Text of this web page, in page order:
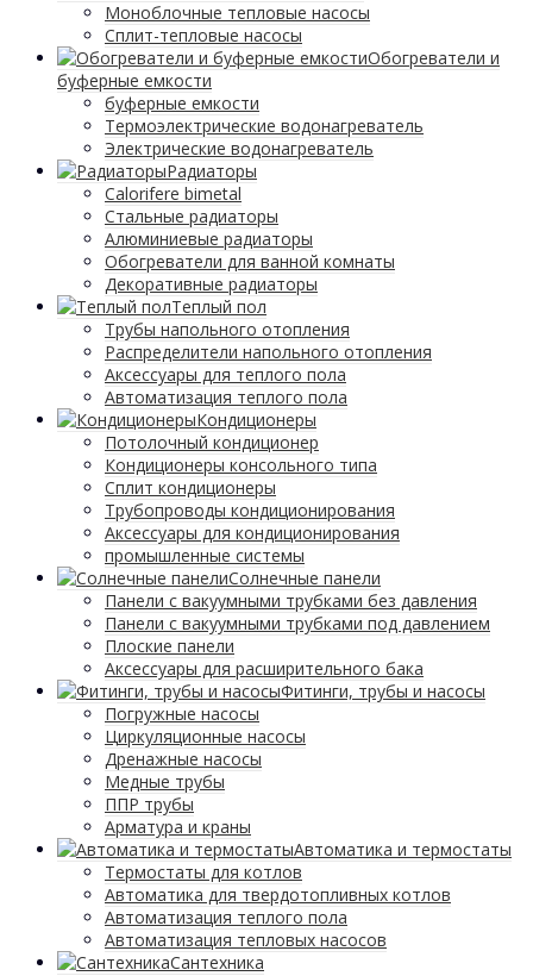
Моноблочные тепловые насосы
Сплит-тепловые насосы
Обогреватели и
буферные емкости
буферные емкости
Термоэлектрические водонагреватель
Электрические водонагреватель
Радиаторы
Calorifere bimetal
Стальные радиаторы
Алюминиевые радиаторы
Обогреватели для ванной комнаты
Декоративные радиаторы
Tеплый пол
Трубы напольного отопления
Распределители напольного отопления
Аксессуары для теплого пола
Автоматизация теплого пола
Кондиционеры
Потолочный кондиционер
Кондиционеры консольного типа
Сплит кондиционеры
Трубопроводы кондиционирования
Аксессуары для кондиционирования
промышленные системы
Солнечные панели
Панели с вакуумными трубками без давления
Панели с вакуумными трубками под давлением
Плоские панели
Аксессуары для расширительного бака
Фитинги, трубы и насосы
Погружные насосы
Циркуляционные насосы
Дренажные насосы
Медные трубы
ППР трубы
Арматура и краны
Автоматика и термостаты
Термостаты для котлов
Автоматика для твердотопливных котлов
Автоматизация теплого пола
Автоматизация тепловых насосов
Сантехника